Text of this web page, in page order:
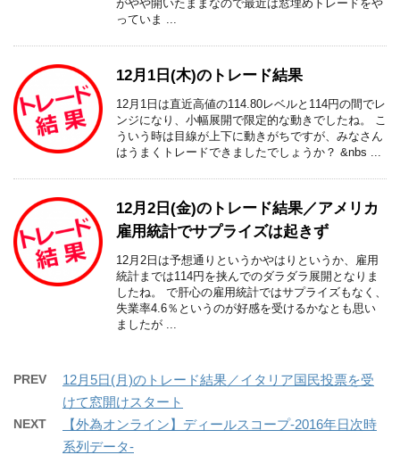
がやや開いたままなので最近は窓埋めトレードをや
っていま ...
12月1日(木)のトレード結果
12月1日は直近高値の114.80レベルと114円の間でレ
ンジになり、小幅展開で限定的な動きでしたね。 こ
ういう時は目線が上下に動きがちですが、みなさん
はうまくトレードできましたでしょうか？ &nbs ...
12月2日(金)のトレード結果／アメリカ
雇用統計でサプライズは起きず
12月2日は予想通りというかやはりというか、雇用
統計までは114円を挟んでのダラダラ展開となりま
したね。 で肝心の雇用統計ではサプライズもなく、
失業率4.6％というのが好感を受けるかなとも思い
ましたが ...
PREV
12月5日(月)のトレード結果／イタリア国民投票を受
けて窓開けスタート
NEXT
【外為オンライン】ディールスコープ-2016年日次時
系列データ-